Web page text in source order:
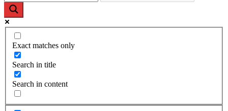
Exact matches only
Search in title
Search in content